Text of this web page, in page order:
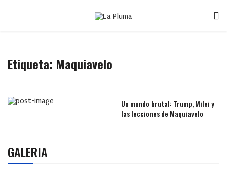
Etiqueta: Maquiavelo
Un mundo brutal: Trump, Milei y
las lecciones de Maquiavelo
GALERIA